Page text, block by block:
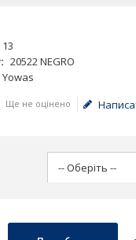
13
20522 NEGRO
Yowas
Ще не оцінено